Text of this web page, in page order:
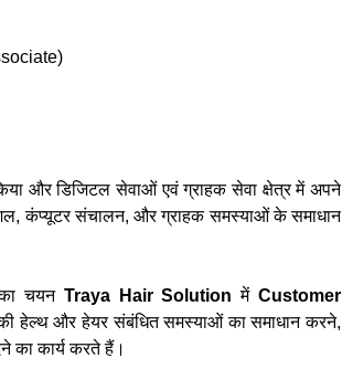
और डिजिटल सेवाओं एवं ग्राहक सेवा क्षेत्र में अपने
कंप्यूटर संचालन, और ग्राहक समस्याओं के समाधान
चयन Traya Hair Solution मेंCustomer
हेल्थ और हेयर संबंधित समस्याओं का समाधान करने,
का कार्य करते हैं।